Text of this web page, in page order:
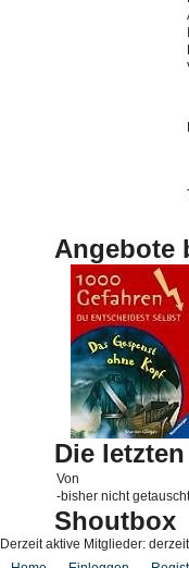
Angebote
Die
Von
-bisher nicht
Shoutbox
Derzeit aktive Mitglieder: